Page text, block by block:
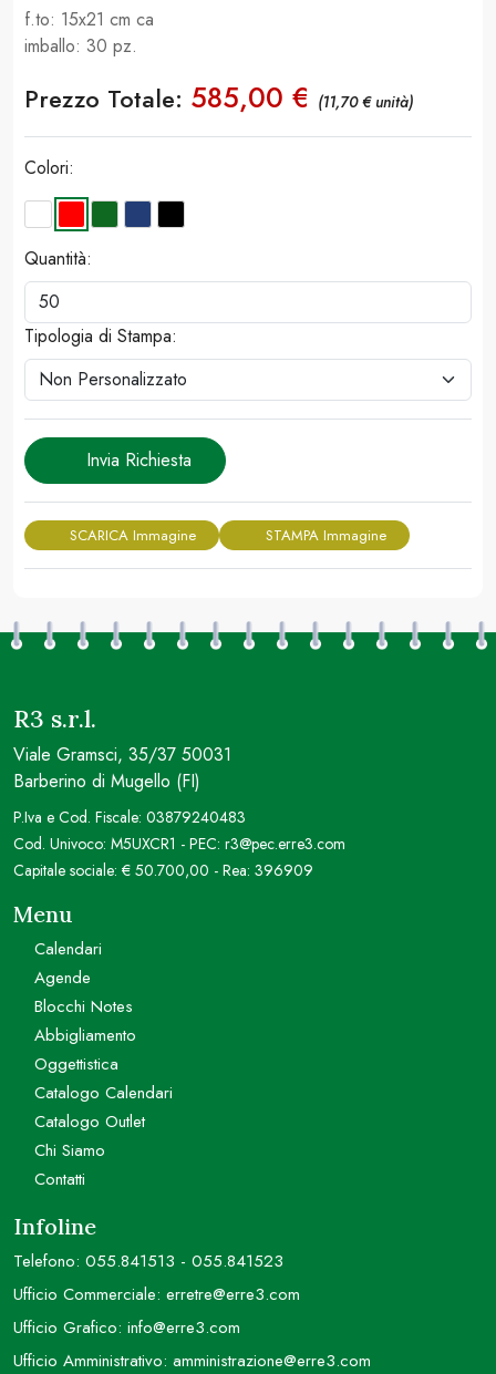
f.to: 15x21 cm ca
imballo: 30 pz.
Prezzo Totale: 585,00 € (11,70 € unità)
Colori:
Quantità:
Tipologia di Stampa:
Invia Richiesta
SCARICA Immagine STAMPA Immagine
R3 s.r.l.
Viale Gramsci, 35/37 50031
Barberino di Mugello (FI)
P.Iva e Cod. Fiscale: 03879240483
Cod. Univoco: M5UXCR1 - PEC: r3@pec.erre3.com
Capitale sociale: € 50.700,00 - Rea: 396909
Menu
Calendari
Agende
Blocchi Notes
Abbigliamento
Oggettistica
Catalogo Calendari
Catalogo Outlet
Chi Siamo
Contatti
Infoline
Telefono: 055.841513 - 055.841523
Ufficio Commerciale: erretre@erre3.com
Ufficio Grafico: info@erre3.com
Ufficio Amministrativo: amministrazione@erre3.com